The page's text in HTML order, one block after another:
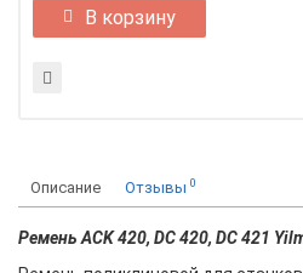
В корзину
Описание Отзывы 0
Ремень ACK 420, DC 420, DC 421